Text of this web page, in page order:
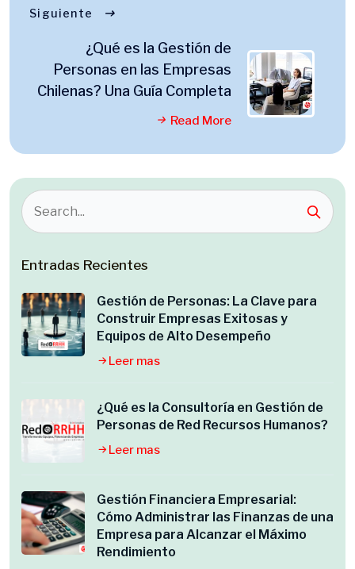
Siguiente
¿Qué es la Gestión de
Personas en las Empresas
Chilenas? Una Guía Completa
Read More
Entradas Recientes
Gestión de Personas: La Clave para
Construir Empresas Exitosas y
Equipos de Alto Desempeño
Leer mas
¿Qué es la Consultoría en Gestión de
Personas de Red Recursos Humanos?
Leer mas
Gestión Financiera Empresarial:
Cómo Administrar las Finanzas de una
Empresa para Alcanzar el Máximo
Rendimiento